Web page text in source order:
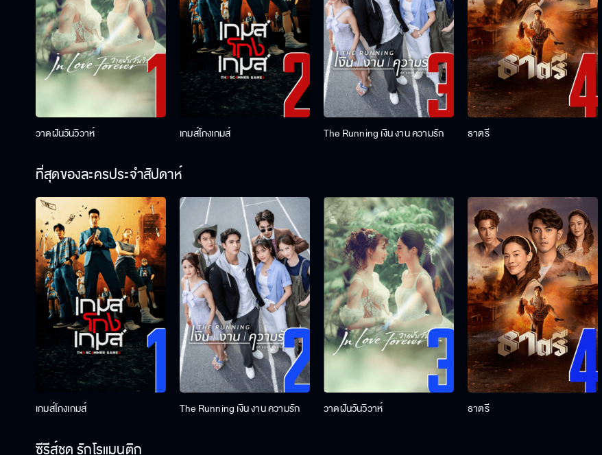
วาดฝันวันวิวาห์ เกมส์โกงเกมส์ The Running เงิน งาน ความรัก ธาตรี
ที่สุดของละครประจำสัปดาห์
เกมส์โกงเกมส์ The Running เงิน งาน ความรัก วาดฝันวันวิวาห์ ธาตรี
ซีรีส์ชุด รักโรแมนติก